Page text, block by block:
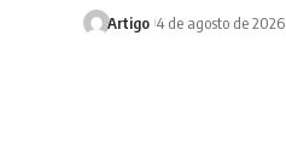
Artigo 4 de agosto de 2026